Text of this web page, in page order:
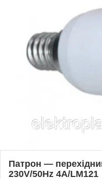
Патрон —
230V/50Hz 4A/LM121